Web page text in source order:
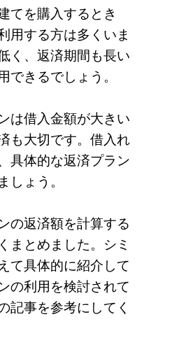
てを購入するとき
用する方は多くいま
く、返済期間も長い
できるでしょう。
は借入金額が大きい
も大切です。借入れ
具体的な返済プラン
しょう。
の返済額を計算する
まとめました。シミ
て具体的に紹介して
の利用を検討されて
記事を参考にしてく